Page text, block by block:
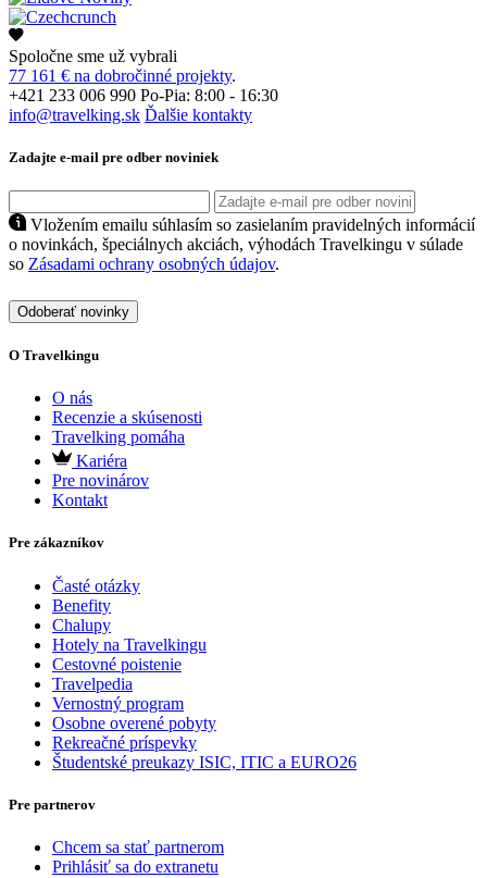
Spoločne sme už vybrali
77 161 € na dobročinné projekty.
+421 233 006 990 Po-Pia: 8:00 - 16:30
info@travelking.sk Ďalšie kontakty
Zadajte e-mail pre odber noviniek
Vložením emailu súhlasím so zasielaním pravidelných informácií
o novinkách, špeciálnych akciách, výhodách Travelkingu v súlade
so Zásadami ochrany osobných údajov.
Odoberať novinky
O Travelkingu
O nás
Recenzie a skúsenosti
Travelking pomáha
Kariéra
Pre novinárov
Kontakt
Pre zákazníkov
Časté otázky
Benefity
Chalupy
Hotely na Travelkingu
Cestovné poistenie
Travelpedia
Vernostný program
Osobne overené pobyty
Rekreačné príspevky
Študentské preukazy ISIC, ITIC a EURO26
Pre partnerov
Chcem sa stať partnerom
Prihlásiť sa do extranetu